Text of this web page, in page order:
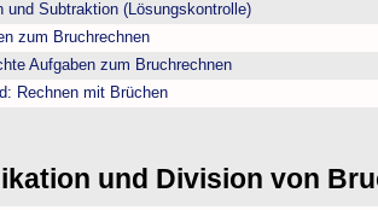
und Subtraktion (Lösungskontrolle)
zum Bruchrechnen
Aufgaben zum Bruchrechnen
Rechnen mit Brüchen
und Division von